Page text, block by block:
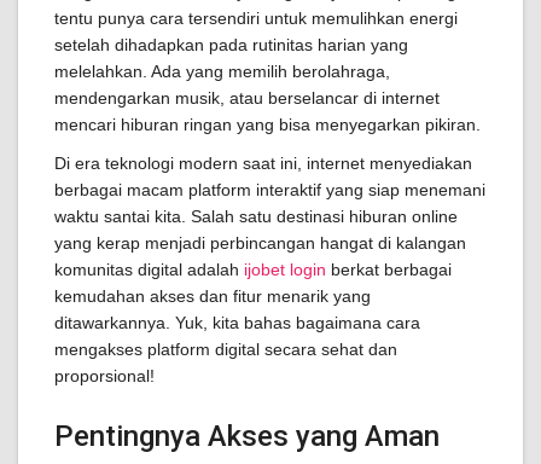
tentu punya cara tersendiri untuk memulihkan energi
setelah dihadapkan pada rutinitas harian yang
melelahkan. Ada yang memilih berolahraga,
mendengarkan musik, atau berselancar di internet
mencari hiburan ringan yang bisa menyegarkan pikiran.
Di era teknologi modern saat ini, internet menyediakan
berbagai macam platform interaktif yang siap menemani
waktu santai kita. Salah satu destinasi hiburan online
yang kerap menjadi perbincangan hangat di kalangan
komunitas digital adalah ijobet login berkat berbagai
kemudahan akses dan fitur menarik yang
ditawarkannya. Yuk, kita bahas bagaimana cara
mengakses platform digital secara sehat dan
proporsional!
Pentingnya Akses yang Aman